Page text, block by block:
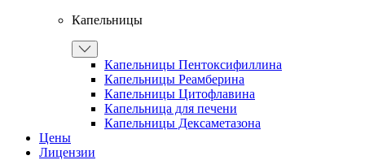
Капельницы
Капельницы Пентоксифиллина
Капельницы Реамберина
Капельницы Цитофлавина
Капельница для печени
Капельницы Дексаметазона
Цены
Лицензии